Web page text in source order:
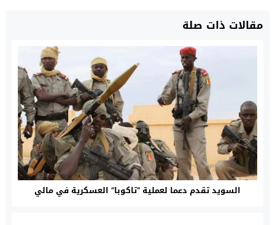
مقالات ذات صلة
السويد تقدم دعما لعملية “تاكوبا” العسكرية في مالي